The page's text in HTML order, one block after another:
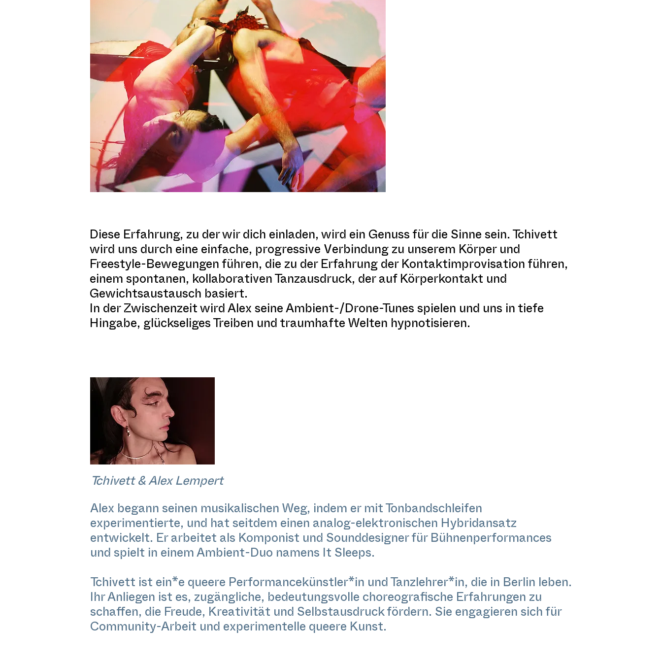
Diese Erfahrung, zu der wir dich einladen, wird ein Genuss für die Sinne sein. Tchivett
wird uns durch eine einfache, progressive Verbindung zu unserem Körper und
Freestyle-Bewegungen führen, die zu der Erfahrung der Kontaktimprovisation führen,
einem spontanen, kollaborativen Tanzausdruck, der auf Körperkontakt und
Gewichtsaustausch basiert.
In der Zwischenzeit wird Alex seine Ambient-/Drone-Tunes spielen und uns in tiefe
Hingabe, glückseliges Treiben und traumhafte Welten hypnotisieren.
Tchivett & Alex Lempert
Alex begann seinen musikalischen Weg, indem er mit Tonbandschleifen
experimentierte, und hat seitdem einen analog-elektronischen Hybridansatz
entwickelt. Er arbeitet als Komponist und Sounddesigner für Bühnenperformances
und spielt in einem Ambient-Duo namens It Sleeps.
Tchivett ist ein*e queere Performancekünstler*in und Tanzlehrer*in, die in Berlin leben.
Ihr Anliegen ist es, zugängliche, bedeutungsvolle choreografische Erfahrungen zu
schaffen, die Freude, Kreativität und Selbstausdruck fördern. Sie engagieren sich für
Community-Arbeit und experimentelle queere Kunst.